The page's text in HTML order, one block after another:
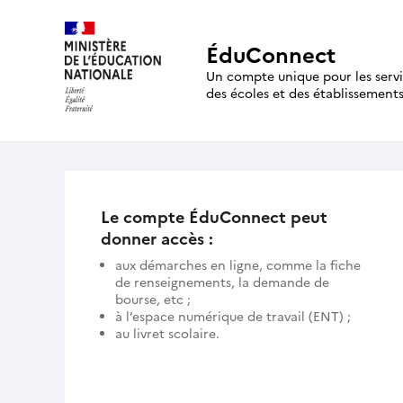
ÉduConnect
Un compte unique pour les
des écoles et des établissements
Le compte ÉduConnect peut
donner accès :
aux démarches en ligne, comme la fiche
de renseignements, la demande de
bourse, etc ;
à l’espace numérique de travail (ENT) ;
au livret scolaire.